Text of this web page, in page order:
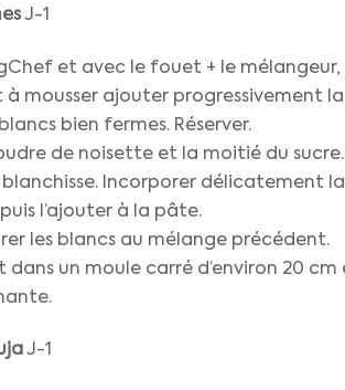
J-1
et avec le fouet + le mélangeur,
à mousser ajouter progressivement
bien fermes. Réserver.
de noisette et la moitié du
Incorporer délicatement
l’ajouter à la pâte.
les blancs au mélange précédent.
dans un moule carré d’environ 20
J-1